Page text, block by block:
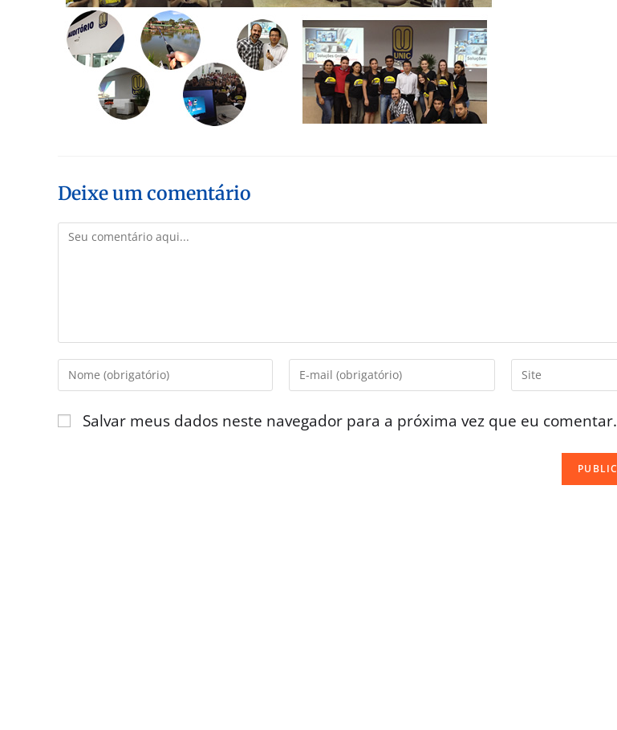
Deixe um comentário
Salvar meus dados neste navegador para a próxima vez que eu comentar.